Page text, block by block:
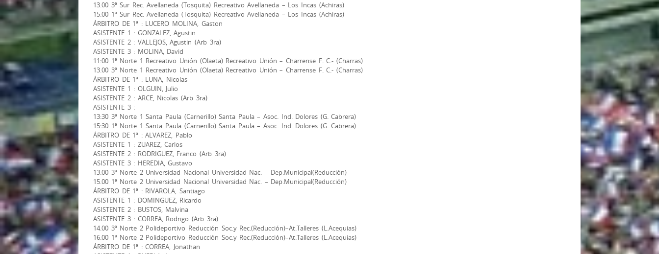
13.00 3ª Sur Rec. Avellaneda (Tosquita) Recreativo Avellaneda – Los Incas (Achiras)
15.00 1ª Sur Rec. Avellaneda (Tosquita) Recreativo Avellaneda – Los Incas (Achiras)
ÁRBITRO DE 1ª : LUCERO MOLINA, Gaston
ASISTENTE 1 : GONZALEZ, Agustin
ASISTENTE 2 : VALLEJOS, Agustin (Arb 3ra)
ASISTENTE 3 : MOLINA, David
11:00 1ª Norte 1 Recreativo Unión (Olaeta) Recreativo Unión – Charrense F. C.- (Charras)
13.00 3ª Norte 1 Recreativo Unión (Olaeta) Recreativo Unión – Charrense F. C.- (Charras)
ÁRBITRO DE 1ª : LUNA, Nicolas
ASISTENTE 1 : OLGUIN, Julio
ASISTENTE 2 : ARCE, Nicolas (Arb 3ra)
ASISTENTE 3 :
13:30 3ª Norte 1 Santa Paula (Carnerillo) Santa Paula – Asoc. Ind. Dolores (G. Cabrera)
15:30 1ª Norte 1 Santa Paula (Carnerillo) Santa Paula – Asoc. Ind. Dolores (G. Cabrera)
ÁRBITRO DE 1ª : ALVAREZ, Pablo
ASISTENTE 1 : ZUAREZ, Carlos
ASISTENTE 2 : RODRIGUEZ, Franco (Arb 3ra)
ASISTENTE 3 : HEREDIA, Gustavo
13.00 3ª Norte 2 Universidad Nacional Universidad Nac. – Dep.Municipal(Reducción)
15.00 1ª Norte 2 Universidad Nacional Universidad Nac. – Dep.Municipal(Reducción)
ÁRBITRO DE 1ª : RIVAROLA, Santiago
ASISTENTE 1 : DOMINGUEZ, Ricardo
ASISTENTE 2 : BUSTOS, Malvina
ASISTENTE 3 : CORREA, Rodrigo (Arb 3ra)
14.00 3ª Norte 2 Polideportivo Reducción Soc.y Rec.(Reducción)–At.Talleres (L.Acequias)
16.00 1ª Norte 2 Polideportivo Reducción Soc.y Rec.(Reducción)–At.Talleres (L.Acequias)
ÁRBITRO DE 1ª : CORREA, Jonathan